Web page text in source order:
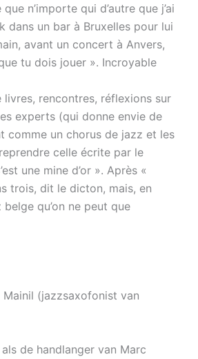
n’importe qui d’autre que j’ai
dans un bar à Bruxelles pour lui
avant un concert à Anvers,
tu dois jouer ». Incroyable
rencontres, réflexions sur
experts (qui donne envie de
comme un chorus de jazz et les
celle écrite par le
une mine d’or ». Après «
trois, dit le dicton, mais, en
qu’on ne peut que
(jazzsaxofonist van
de handlanger van Marc